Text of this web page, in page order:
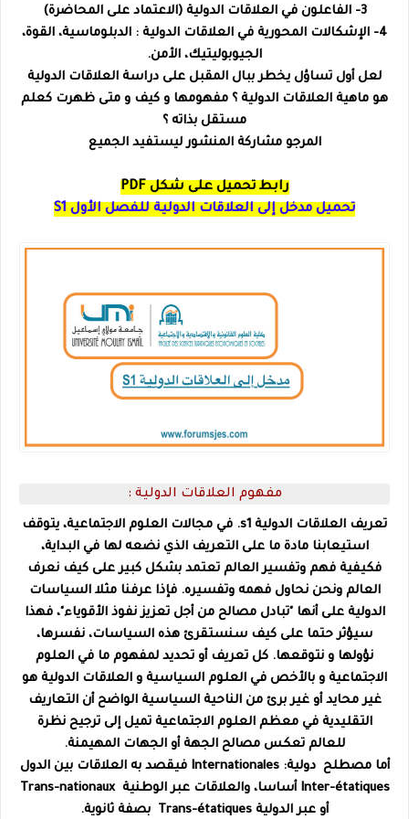
3- الفاعلون في العلاقات الدولية (الاعتماد على المحاضرة)
4- الإشكالات المحورية في العلاقات الدولية : الدبلوماسية، القوة،
الجيوبوليتيك، الأمن.
لعل أول تساؤل يخطر ببال المقبل على دراسة العلاقات الدولية
هو ماهية العلاقات الدولية ؟ مفهومها و كيف و متى ظهرت كعلم
مستقل بذاته ؟
المرجو مشاركة المنشور ليستفيد الجميع
رابط تحميل على شكل PDF
تحميل مدخل إلى العلاقات الدولية للفصل الأول S1
مفهوم العلاقات الدولية :
تعريف العلاقات الدولية s1. في مجالات العلوم الاجتماعية، يتوقف
استيعابنا مادة ما على التعريف الذي نضعه لها في البداية،
فكيفية فهم وتفسير العالم تعتمد بشكل كبير على كيف نعرف
العالم ونحن نحاول فهمه وتفسيره. فإذا عرفنا مثلا السياسات
الدولية على أنها "تبادل مصالح من أجل تعزيز نفوذ الأقوياء"، فهذا
سيؤثر حتما على كيف سنستقرئ هذه السياسات، نفسرها،
نؤولها و نتوقعها. كل تعريف أو تحديد لمفهوم ما في العلوم
الاجتماعية و بالأخص في العلوم السياسية و العلاقات الدولية هو
غير محايد أو غير برئ من الناحية السياسية الواضح أن التعاريف
التقليدية في معظم العلوم الاجتماعية تميل إلى ترجيح نظرة
للعالم تعكس مصالح الجهة أو الجهات المهيمنة.
أما مصطلح دولية: Internationales فيقصد به العلاقات بين الدول
Inter-étatiques أساسا، والعلاقات عبر الوطنية Trans-nationaux
أو عبر الدولية Trans-étatiques بصفة ثانوية.